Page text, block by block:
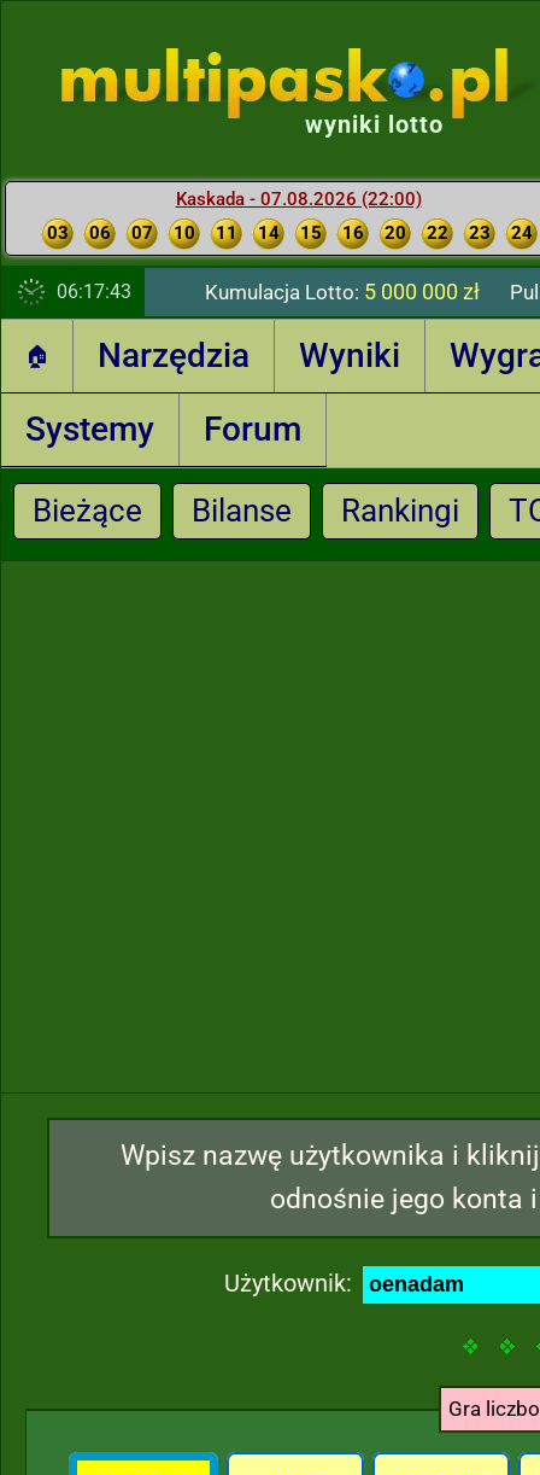
wyniki lotto
Kaskada - 07.08.2026 (22:00)
03
06 07 10 11 14 15 16 20 22 23 24
06:17:43 Kumulacja Lotto: 5 000 000 zł
🏠 Narzędzia Wyniki
Systemy
Forum
Bieżące Bilanse Rankingi
Wpisz nazwę użytkownika i
odnośnie jego konta
Użytkownik:
Gra